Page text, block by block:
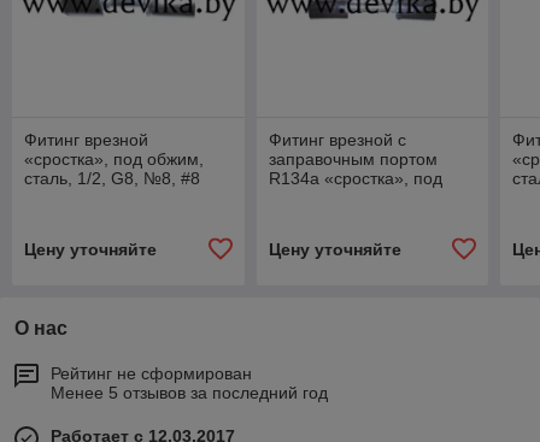
Фитинг врезной
«сростка», под обжим,
сталь, 1/2, G8, №8, #8
Цену уточняйте
Фитинг врезной с
заправочным портом
R134а «сростка», под
Цену уточняйте
О нас
Рейтинг не сформирован
Менее 5 отзывов за последний год
Работает с 12.03.2017